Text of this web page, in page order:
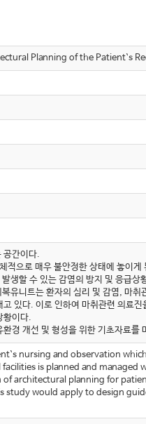
Planning of the Patient`s
공간이다.
으로 매우 불안정한 상태에 놓이
생할 수 있는 감염의 방지 및 응급
유니트는 환자의 심리 및 감염, 마
있다. 이로 인하여 마취관련 의료
황이다.
경 개선 및 형성을 위한 기초자료를
nursing and observation
is planned and
architectural planning for
study would apply to design